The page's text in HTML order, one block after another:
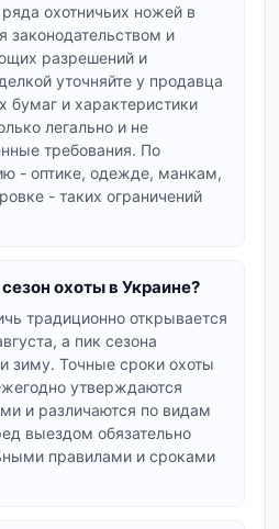
оптику бу -
дальномер или ночник бу
Перед покупкой
состояние линз и наличие
и мультитул -
охотника. В
бу разных форм
регулируется
уточняйте у
характеристики клинка.
для охоты
мембранная куртка,
то, на чём не стоит
охотничьих ножей в
законодательством и
разрешений и
уточняйте у продавца
бумаг и характеристики
легально и не
требования. По
- оптике, одежде, манкам,
- таких ограничений
охоты в Украине?
традиционно открывается
а пик сезона
зиму. Точные сроки охоты
утверждаются
и различаются по видам
выездом обязательно
правилами и сроками